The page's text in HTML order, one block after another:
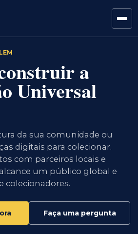
a
Universal
da sua comunidade ou
digitais para colecionar.
com parceiros locais e
um público global e
colecionadores.
Faça uma pergunta